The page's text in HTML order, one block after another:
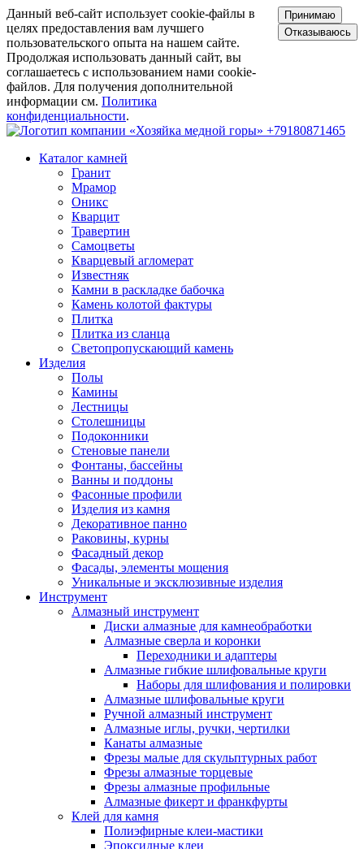
Данный веб-сайт использует cookie-файлы в
целях предоставления вам лучшего
пользовательского опыта на нашем сайте.
Продолжая использовать данный сайт, вы
соглашаетесь с использованием нами cookie-
файлов. Для получения дополнительной
информации см. Политика
конфиденциальности.
Принимаю
Отказываюсь
+79180871465
Каталог камней
Гранит
Мрамор
Оникс
Кварцит
Травертин
Самоцветы
Кварцевый агломерат
Известняк
Камни в раскладке бабочка
Камень колотой фактуры
Плитка
Плитка из сланца
Светопропускающий камень
Изделия
Полы
Камины
Лестницы
Столешницы
Подоконники
Стеновые панели
Фонтаны, бассейны
Ванны и поддоны
Фасонные профили
Изделия из камня
Декоративное панно
Раковины, курны
Фасадный декор
Фасады, элементы мощения
Уникальные и эксклюзивные изделия
Инструмент
Алмазный инструмент
Диски алмазные для камнеобработки
Алмазные сверла и коронки
Переходники и адаптеры
Алмазные гибкие шлифовальные круги
Наборы для шлифования и полировки
Алмазные шлифовальные круги
Ручной алмазный инструмент
Алмазные иглы, ручки, чертилки
Канаты алмазные
Фрезы малые для скульптурных работ
Фрезы алмазные торцевые
Фрезы алмазные профильные
Алмазные фикерт и франкфурты
Клей для камня
Полиэфирные клеи-мастики
Эпоксидные клеи